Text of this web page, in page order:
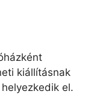
kiállításnak
el.